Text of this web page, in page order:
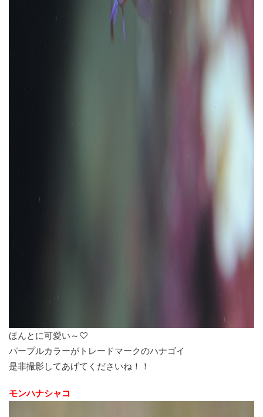
ほんとに可愛い～♡
パープルカラーがトレードマークのハナゴイ
是非撮影してあげてくださいね！！
モンハナシャコ